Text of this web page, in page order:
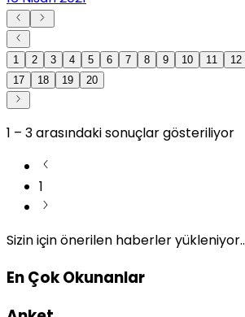
1 2 3 4 5 6 7 8 9 10 11 12
17
18 19 20
1 – 3arasındaki sonuçlar gösteriliyor
1
Sizin için önerilen haberler
En Çok Okunanlar